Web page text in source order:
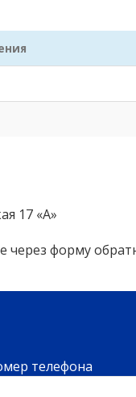
17 «А»
форму
телефона